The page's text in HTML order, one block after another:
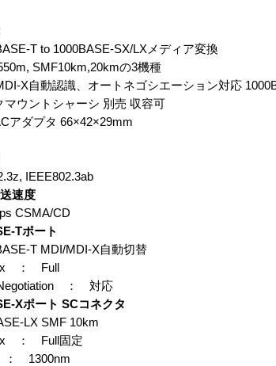
T to 1000BASE-SX/LXメディア変換
SMF10km,20kmの3機種
X自動認識、オートネゴシエーション対応
ウントシャーシ 別売 収容可
アダプタ 66×42×29mm
IEEE802.3ab
速度
CSMA/CD
Tポート
T MDI/MDI-X自動切替
： Full
： 対応
Xポート SCコネクタ
LX SMF 10km
： Full固定
1300nm